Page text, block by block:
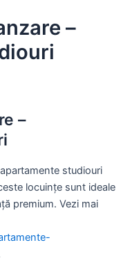
–
–
studiouri
locuințe sunt ideale
premium. Vezi mai